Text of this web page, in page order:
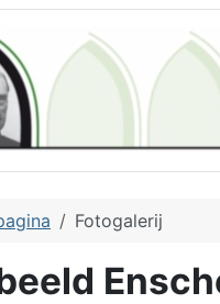
Fotogalerij